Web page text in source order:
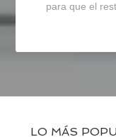
para que el
LO MÁS